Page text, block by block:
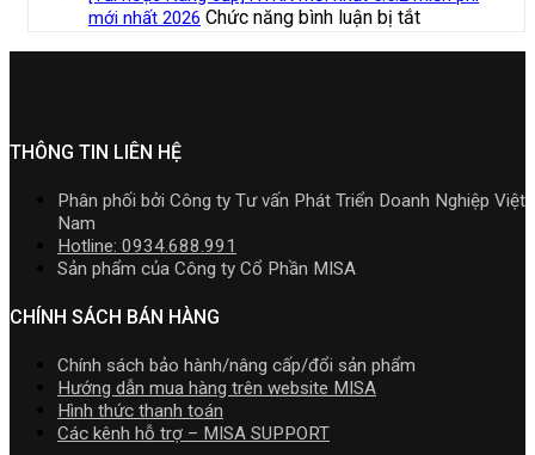
đặt
cá
năm
tải
cài
nắm
toán
MISA
AMIS
nghiệp
hợp
mới
nhất
Cài
Phần
mềm
SME.NET
R2
nhật
TT99/2025
nhất
năm
2026
|
Video
Hướng
dẫn
mới nhất 2026 Chức năng bình luận bị tắtở
5.5.2
THÔNG TIN LIÊN HỆ
Phân phối bởi Công ty Tư vấn Phát Triển Doanh Nghiệp Việt
Nam
Hotline: 0934.688.991
Sản phẩm của Công ty Cổ Phần MISA
CHÍNH SÁCH BÁN HÀNG
Chính sách bảo hành/nâng cấp/đổi sản phẩm
Hướng dẫn mua hàng trên website MISA
Hình thức thanh toán
Các kênh hỗ trợ – MISA SUPPORT